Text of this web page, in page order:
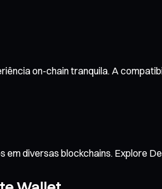
on-chain tranquila. A
diversas blockchains. Explore